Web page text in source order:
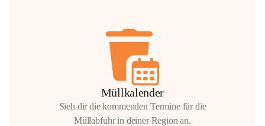
Müllkalender
Sieh dir die kommenden Termine für die
Müllabfuhr in deiner Region an.